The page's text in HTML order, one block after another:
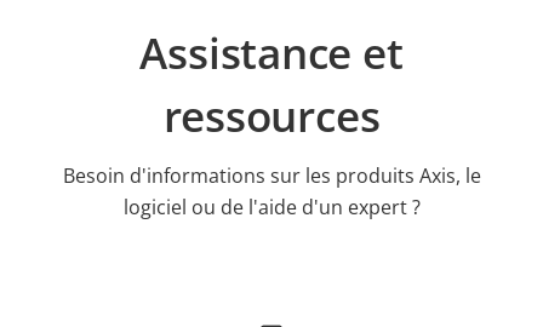
Assistance et
ressources
Besoin d'informations sur les produits Axis, le
logiciel ou de l'aide d'un expert ?